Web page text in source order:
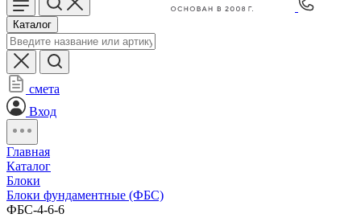
Каталог
смета
Вход
Главная
Каталог
Блоки
Блоки фундаментные (ФБС)
ФБС-4-6-6